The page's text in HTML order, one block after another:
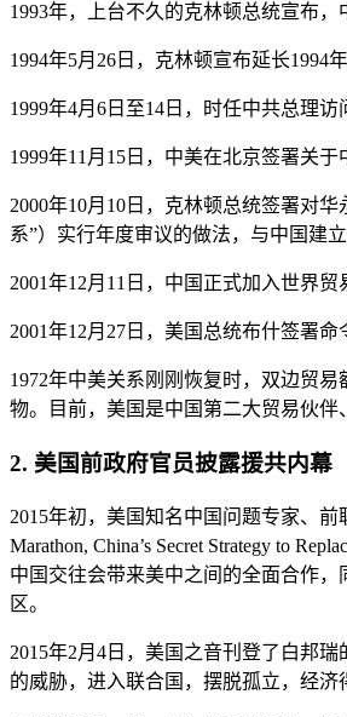
1993年，上台不久的克林顿总统宣布
1994年5月26日，克林顿宣布延长1994
1999年4月6日至14日，时任中共总理
1999年11月15日，中美在北京签署关
2000年10月10日，克林顿总统签署对
系”）实行年度审议的做法，与中国建
2001年12月11日，中国正式加入世界
2001年12月27日，美国总统布什签署
1972年中美关系刚刚恢复时，双边贸
物。目前，美国是中国第二大贸易伙伴
2. 美国前政府官员披露援共内幕
2015年初，美国知名中国问题专家、
Marathon, China’s Secret Strategy to
中国交往会带来美中之间的全面合作
区。
2015年2月4日，美国之音刊登了白邦
的威胁，进入联合国，摆脱孤立，经济